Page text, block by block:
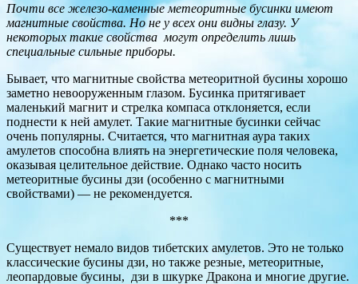
Почти все железо-каменные метеоритные бусинки имеют
магнитные свойства. Но не у всех они видны глазу. У
некоторых такие свойства могут определить лишь
специальные сильные приборы.
Бывает, что магнитные свойства метеоритной бусины хорошо
заметно невооруженным глазом. Бусинка притягивает
маленький магнит и стрелка компаса отклоняется, если
поднести к ней амулет. Такие магнитные бусинки сейчас
очень популярны. Считается, что магнитная аура таких
амулетов способна влиять на энергетические поля человека,
оказывая целительное действие. Однако часто носить
метеоритные бусины дзи (особенно с магнитными
свойствами) — не рекомендуется.
***
Существует немало видов тибетских амулетов. Это не только
классические бусины дзи, но также резные, метеоритные,
леопардовые бусины, дзи в шкурке Дракона и многие другие.